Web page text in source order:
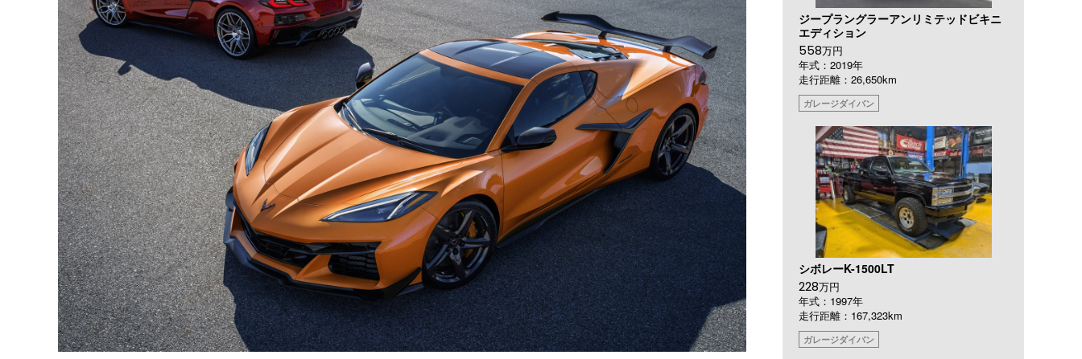
ジープラングラーアンリミテッドビキニ
エディション
558万円
年式：2019年
走行距離：26,650km
ガレージダイバン
シボレーK-1500LT
228万円
年式：1997年
走行距離：167,323km
ガレージダイバン